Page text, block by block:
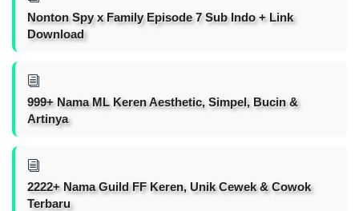
Nonton Spy x Family Episode 7 Sub Indo + Link
Download
999+ Nama ML Keren Aesthetic, Simpel, Bucin &
Artinya
2222+ Nama Guild FF Keren, Unik Cewek & Cowok
Terbaru